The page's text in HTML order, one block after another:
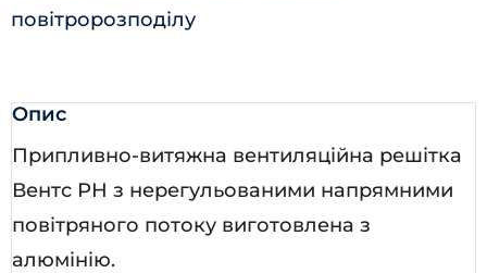
повітророзподілу
Опис
Припливно-витяжна вентиляційна решітка
Вентс РН з нерегульованими напрямними
повітряного потоку виготовлена з
алюмінію.